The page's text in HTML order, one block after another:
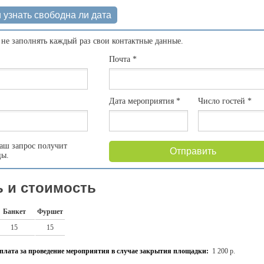
свободна ли дата
заполнять каждый раз свои контактные данные.
запрос получит
Почта*
Дата мероприятия* Число гостей*
Отправить
и стоимость
Банкет
Фуршет
15
15
за проведение мероприятия в случае закрытия площадки: 1 200 р.